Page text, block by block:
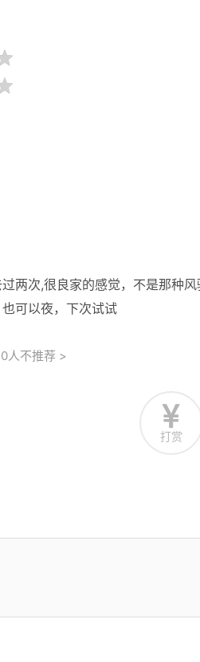
两次,很良家的感觉，不是那种
可以夜，下次试试
0人不推荐 >
打赏